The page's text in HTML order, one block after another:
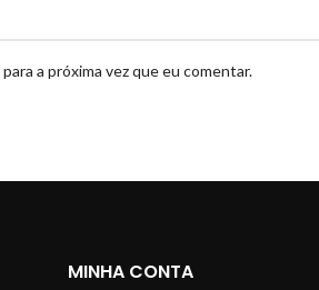
a próxima vez que eu comentar.
MINHA CONTA